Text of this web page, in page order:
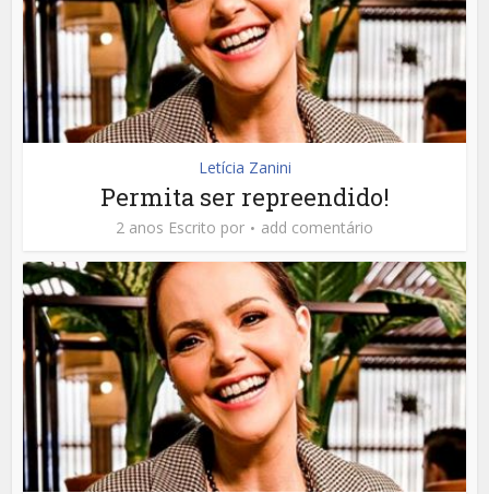
Letícia Zanini
Permita ser repreendido!
2 anos Escrito por add comentário